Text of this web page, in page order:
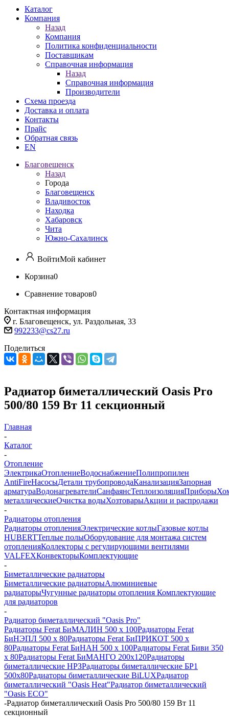
Каталог
Компания
Назад
Компания
Политика конфиденциальности
Поставщикам
Справочная информация
Назад
Справочная информация
Производители
Схема проезда
Доставка и оплата
Контакты
Прайс
Обратная связь
EN
Благовещенск
Назад
Города
Благовещенск
Владивосток
Находка
Хабаровск
Чита
Южно-Сахалинск
ВойтиМой кабинет
Корзина0
Сравнение товаров0
Контактная информация
г. Благовещенск, ул. Раздольная, 33
992233@cs27.ru
Поделиться
Радиатор биметаллический Oasis Pro
500/80 159 Вт 11 секционный
Главная
-
Каталог
-
Отопление
ЭлектрикаОтоплениеВодоснабжениеПолипропилен
AntiFireНасосыДетали трубопроводаКанализацияЗапорная
арматураВодонагревателиСанфаянсТеплоизоляцияПриборы
металлическиеОчистка водыХозтоварыАкции и распродажи
-
Радиаторы отопления
Радиаторы отопленияЭлектрические котлыГазовые котлы
HUBERTТеплые полыОборудование для монтажа систем
отопленияКоллекторы с регулирующими вентилями
VALFEXКонвекторыКомплектующие
-
Биметаллические радиаторы
Биметаллические радиаторыАлюминиевые
радиаторыЧугунные радиаторы отопления Комплектующие
для радиаторов
-
Радиатор биметаллический "Oasis Pro"
Радиаторы Ferat БиМАЛИН 500 х 100Радиаторы Ferat
БиНЭПЛ 500 x 80Радиаторы Ferat БиПРИКОТ 500 х
80Радиаторы Ferat БиНАН 500 х 100Радиаторы Ferat Биви 350
х 80Радиаторы Ferat БиМАНГО 200х120Радиаторы
биметаллические НРЗРадиаторы биметаллические БР1
500х80Радиаторы биметаллические BiLUXРадиатор
биметаллический "Oasis Heat"Радиатор биметаллический
"Oasis ECO"
-Радиатор биметаллический Oasis Pro 500/80 159 Вт 11
секционный